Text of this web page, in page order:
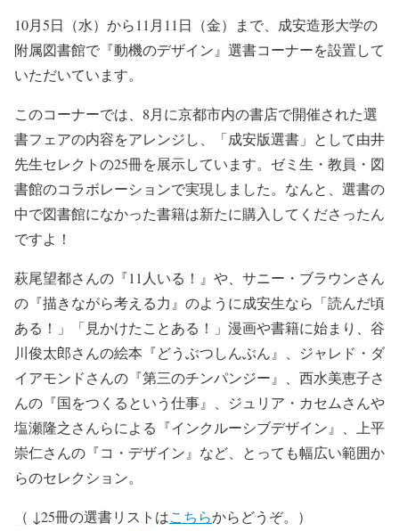
10月5日（水）から11月11日（金）まで、成安造形大学の
附属図書館で『動機のデザイン』選書コーナーを設置して
いただいています。
このコーナーでは、8月に京都市内の書店で開催された選
書フェアの内容をアレンジし、「成安版選書」として由井
先生セレクトの25冊を展示しています。ゼミ生・教員・図
書館のコラボレーションで実現しました。なんと、選書の
中で図書館になかった書籍は新たに購入してくださったん
ですよ！
萩尾望都さんの『11人いる！』や、サニー・ブラウンさん
の『描きながら考える力』のように成安生なら「読んだ頃
ある！」「見かけたことある！」漫画や書籍に始まり、谷
川俊太郎さんの絵本『どうぶつしんぶん』、ジャレド・ダ
イアモンドさんの『第三のチンパンジー』、西水美恵子さ
んの『国をつくるという仕事』、ジュリア・カセムさんや
塩瀬隆之さんらによる『インクルーシブデザイン』、上平
崇仁さんの『コ・デザイン』など、とっても幅広い範囲か
らのセレクション。
（ ↓25冊の選書リストはこちらからどうぞ。）